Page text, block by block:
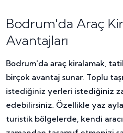
Bodrum'da Araç
Avantajları
Bodrum'da araç kiralamak,
birçok avantaj sunar. Toplu
istediğiniz yerleri istediğiniz
edebilirsiniz. Özellikle yaz
turistik bölgelerde, kendi